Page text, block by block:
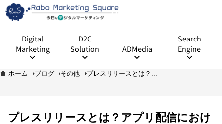
Digital
Marketing
D2C
Solution
ADMedia
Search
Engine
ホーム ブログ その他 プレスリリースとは？...
プレスリリースとは？アプリ配信におけ